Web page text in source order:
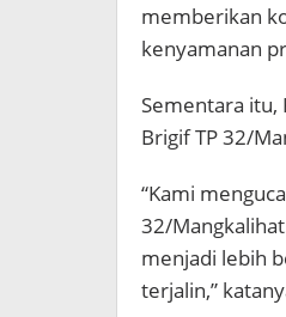
memberikan
kenyamanan
Sementara itu,
Brigif TP 32/
“Kami
32/
menjadi lebih
terjalin,”